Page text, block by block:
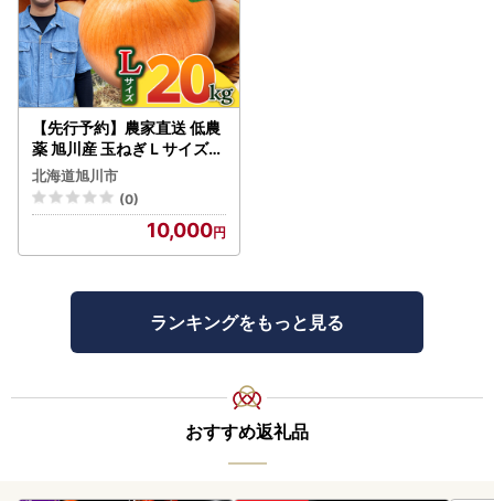
【先行予約】農家直送 低農
薬 旭川産 玉ねぎＬサイズ2
0kg(2026年9月発送開始
予定)_ | 玉ねぎ 05935
北海道旭川市
(0)
10,000
ランキングをもっと見る
おすすめ返礼品